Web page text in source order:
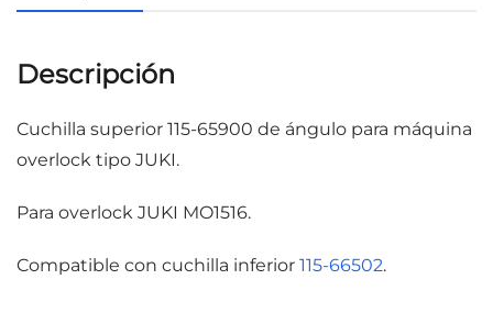
Descripción
Cuchilla superior 115-65900 de ángulo para máquina
overlock tipo JUKI.
Para overlock JUKI MO1516.
Compatible con cuchilla inferior 115-66502.